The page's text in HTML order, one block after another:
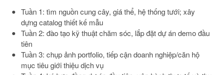
Tuần 1: tìm nguồn cung cây, giá thể, hệ thống tưới; xây
dựng catalog thiết kế mẫu
Tuần 2: đào tạo kỹ thuật chăm sóc, lắp đặt dự án demo đầu
tiên
Tuần 3: chụp ảnh portfolio, tiếp cận doanh nghiệp/căn hộ
mục tiêu giới thiệu dịch vụ